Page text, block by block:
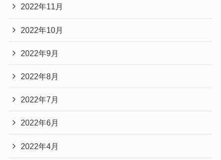
2022年11月
2022年10月
2022年9月
2022年8月
2022年7月
2022年6月
2022年4月